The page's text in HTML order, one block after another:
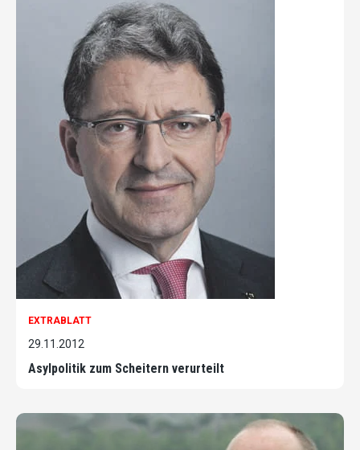
EXTRABLATT
29.11.2012
Asylpolitik zum Scheitern verurteilt